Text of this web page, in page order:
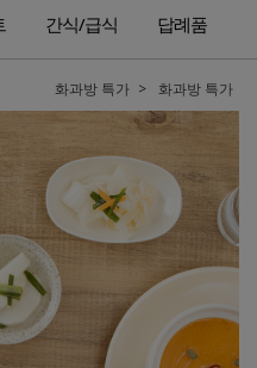
간식/급식 답례품
화과방 특가 화과방 특가